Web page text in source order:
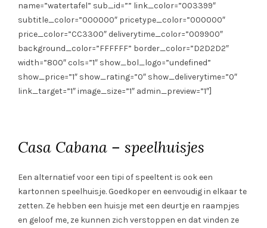
name=”watertafel” sub_id=”” link_color=”003399″
subtitle_color=”000000″ pricetype_color=”000000″
price_color=”CC3300″ deliverytime_color=”009900″
background_color=”FFFFFF” border_color=”D2D2D2″
width=”800″ cols=”1″ show_bol_logo=”undefined”
show_price=”1″ show_rating=”0″ show_deliverytime=”0″
link_target=”1″ image_size=”1″ admin_preview=”1″]
Casa Cabana – speelhuisjes
Een alternatief voor een tipi of speeltent is ook een
kartonnen speelhuisje. Goedkoper en eenvoudig in elkaar te
zetten. Ze hebben een huisje met een deurtje en raampjes
en geloof me, ze kunnen zich verstoppen en dat vinden ze